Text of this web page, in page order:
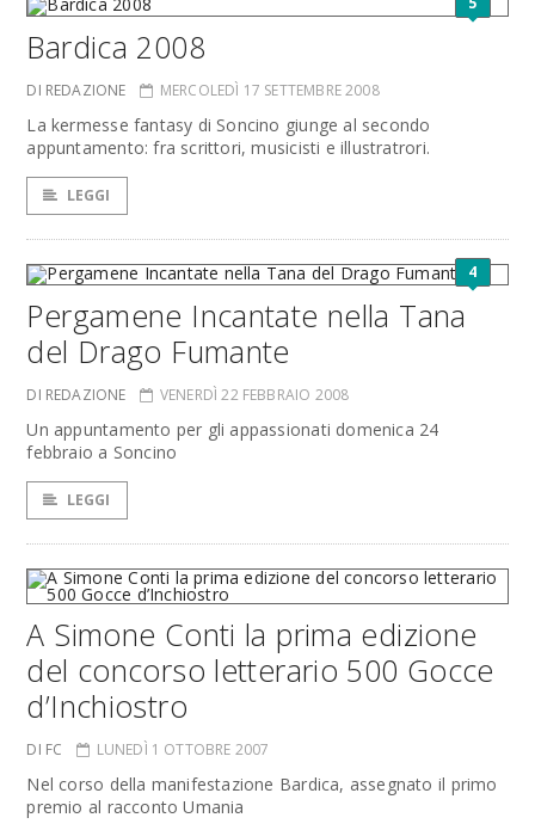
Bardica 2008
DI REDAZIONE MERCOLEDÌ 17 SETTEMBRE 2008
La kermesse fantasy di Soncino giunge al secondo
appuntamento: fra scrittori, musicisti e illustratrori.
LEGGI
4
Pergamene Incantate nella Tana
del Drago Fumante
DI REDAZIONE VENERDÌ 22 FEBBRAIO 2008
Un appuntamento per gli appassionati domenica 24
febbraio a Soncino
LEGGI
A Simone Conti la prima edizione
del concorso letterario 500 Gocce
d’Inchiostro
DI FC LUNEDÌ 1 OTTOBRE 2007
Nel corso della manifestazione Bardica, assegnato il primo
premio al racconto Umania